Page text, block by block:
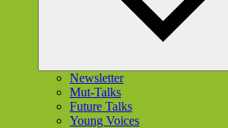
Newsletter
Mut-Talks
Future Talks
Young Voices